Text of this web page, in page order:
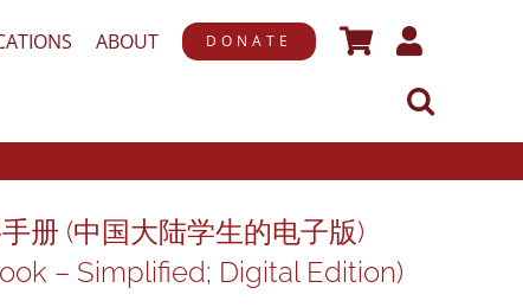
ABOUT DONATE
册 (中国大陆学生的电子版)
– Simplified; Digital Edition)